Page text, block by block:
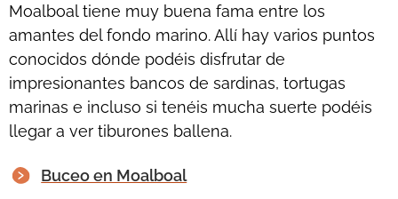
Moalboal tiene muy buena fama entre los
amantes del fondo marino. Allí hay varios puntos
conocidos dónde podéis disfrutar de
impresionantes bancos de sardinas, tortugas
marinas e incluso si tenéis mucha suerte podéis
llegar a ver tiburones ballena.
Buceo en Moalboal